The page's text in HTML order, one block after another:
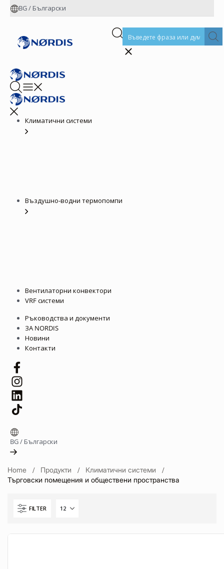
BG/ Български
Климатични системи
Въздушно-водни термопомпи
Вентилаторни конвектори
VRF системи
Ръководства и документи
ЗА NORDIS
Новини
Контакти
BG/Български
Home Продукти
Климатични системи
Търговски помещения и обществени пространства
FILTER